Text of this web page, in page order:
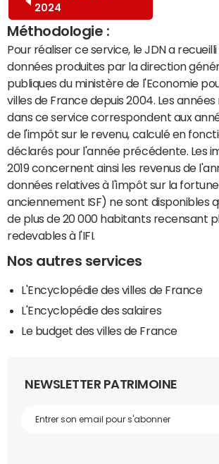
2024
Méthodologie :
Pour réaliser ce service, le JDN a
données produites par la direction
publiques du ministère de l'Economie
villes de France depuis 2004. Les
dans ce service correspondent aux
de l'impôt sur le revenu, calculé en
déclarés pour l'année précédente. Les
2019 concernent ainsi les revenus de
données relatives à l'impôt sur la
anciennement ISF) ne sont disponibles
de plus de 20 000 habitants recensant
redevables à l'IFI.
Nos autres services
L'Encyclopédie des villes de France
L'Encyclopédie des salaires
Le budget des villes de France
NEWSLETTER PATRIMOINE